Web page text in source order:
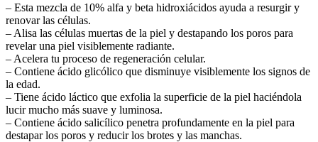
– Esta mezcla de 10% alfa y beta hidroxiácidos ayuda a resurgir y
renovar las células.
– Alisa las células muertas de la piel y destapando los poros para
revelar una piel visiblemente radiante.
– Acelera tu proceso de regeneración celular.
– Contiene ácido glicólico que disminuye visiblemente los signos de
la edad.
– Tiene ácido láctico que exfolia la superficie de la piel haciéndola
lucir mucho más suave y luminosa.
– Contiene ácido salicílico penetra profundamente en la piel para
destapar los poros y reducir los brotes y las manchas.